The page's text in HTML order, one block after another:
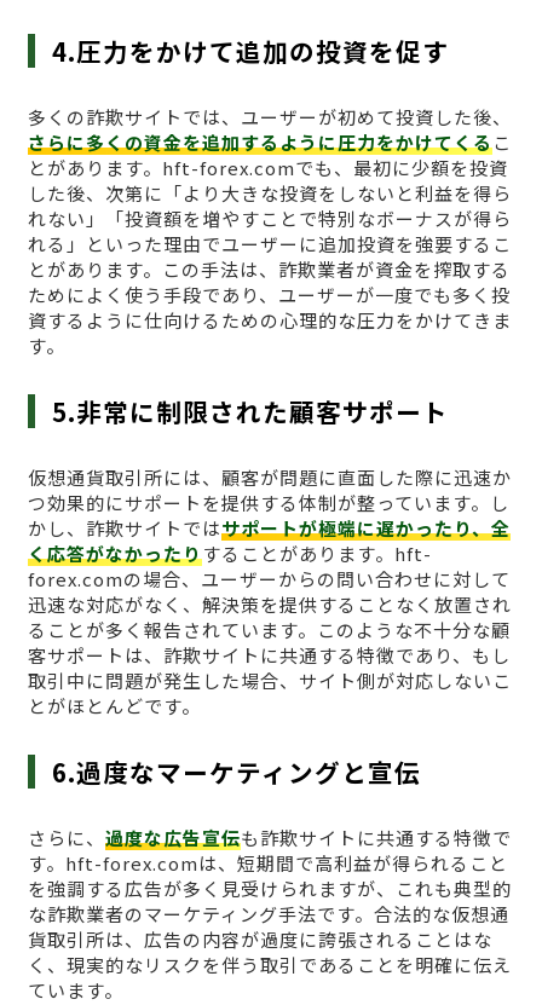
4.圧力をかけて追加の投資を促す
多くの詐欺サイトでは、ユーザーが初めて投資した後、
さらに多くの資金を追加するように圧力をかけてくるこ
とがあります。hft-forex.comでも、最初に少額を投資
した後、次第に「より大きな投資をしないと利益を得ら
れない」「投資額を増やすことで特別なボーナスが得ら
れる」といった理由でユーザーに追加投資を強要するこ
とがあります。この手法は、詐欺業者が資金を搾取する
ためによく使う手段であり、ユーザーが一度でも多く投
資するように仕向けるための心理的な圧力をかけてきま
す。
5.非常に制限された顧客サポート
仮想通貨取引所には、顧客が問題に直面した際に迅速か
つ効果的にサポートを提供する体制が整っています。し
かし、詐欺サイトではサポートが極端に遅かったり、全
く応答がなかったりすることがあります。hft-
forex.comの場合、ユーザーからの問い合わせに対して
迅速な対応がなく、解決策を提供することなく放置され
ることが多く報告されています。このような不十分な顧
客サポートは、詐欺サイトに共通する特徴であり、もし
取引中に問題が発生した場合、サイト側が対応しないこ
とがほとんどです。
6.過度なマーケティングと宣伝
さらに、 過度な広告宣伝も詐欺サイトに共通する特徴で
す。hft-forex.comは、短期間で高利益が得られること
を強調する広告が多く見受けられますが、これも典型的
な詐欺業者のマーケティング手法です。合法的な仮想通
貨取引所は、広告の内容が過度に誇張されることはな
く、現実的なリスクを伴う取引であることを明確に伝え
ています。